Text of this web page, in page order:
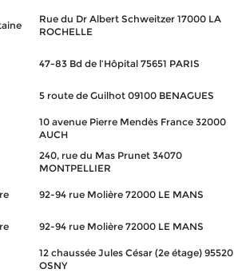
Rue du Dr Albert Schweitzer 17000 LA
ROCHELLE
47-83 Bd de l’Hôpital 75651 PARIS
5 route de Guilhot 09100 BENAGUES
10 avenue Pierre Mendès France 32000
AUCH
240, rue du Mas Prunet 34070
MONTPELLIER
92-94 rue Molière 72000 LE MANS
92-94 rue Molière 72000 LE MANS
12 chaussée Jules César (2e étage) 95520
OSNY